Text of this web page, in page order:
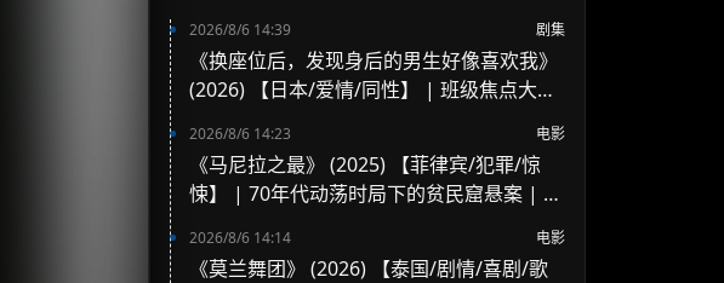
2026/8/6 14:39 剧集
《换座位后，发现身后的男生好像喜欢我》
(2026) 【日本/爱情/同性】 | 班级焦点大帅
高甜校园BL
2026/8/6 14:23 电影
《马尼拉之最》 (2025) 【菲律宾/犯罪/惊
悚】 | 70年代动荡时局下的贫民窟悬案 | 菲
2026/8/6 14:14 电影
《莫兰舞团》 (2026) 【泰国/剧情/喜剧/歌